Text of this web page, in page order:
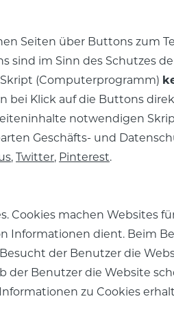
Seiten über Buttons zum
sind im Sinn des Schutzes
(Computerprogramm)
bei Klick auf die Buttons
notwendigen
Geschäfts- und
,Twitter, Pinterest.
Cookies machen Websites
Informationen dient. Beim
der Benutzer die
der Benutzer die Website
zu Cookies